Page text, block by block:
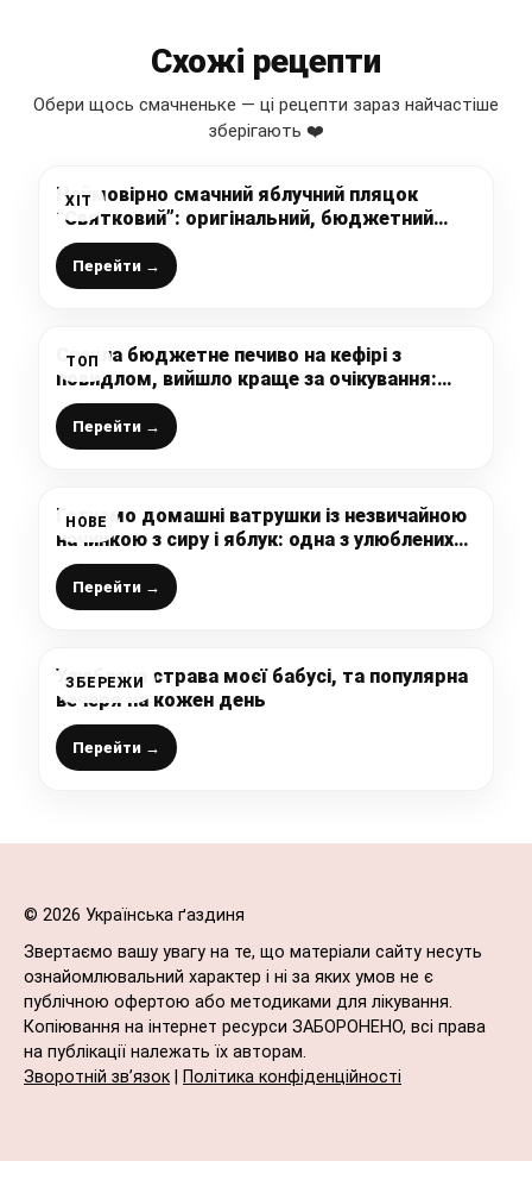
Схожі рецепти
Обери щось смачненьке — ці рецепти зараз найчастіше
зберігають ❤️
ХІТ
Неймовірно смачний яблучний пляцок
“Святковий”: оригінальний, бюджетний
варіант десерту до чаю, який повине бути у
записничку кожної господиньки
Перейти →
ТОП
Спекла бюджетне печиво на кефірі з
повидлом, вийшло краще за очікування:
апетитна хрумка скоринка з горіхів,
усередині м’яке ніжне тісто, а в центрі
смачне повидло
Перейти →
НОВЕ
Готуємо домашні ватрушки із незвичайною
начинкою з сиру і яблук: одна з улюблених
здобних випічок нашої сім’ї – м’якенькі,
пухкі і дуже смачні
Перейти →
ЗБЕРЕЖИ
Улюблена страва моєї бабусі, та популярна
вечеря на кожен день
Перейти →
© 2026 Українська ґаздиня
Звертаємо вашу увагу на те, що матеріали сайту несуть
ознайомлювальний характер і ні за яких умов не є
публічною офертою або методиками для лікування.
Копіювання на інтернет ресурси ЗАБОРОНЕНО, всі права
на публікації належать їх авторам.
Зворотній зв’язок
Політика конфіденційності